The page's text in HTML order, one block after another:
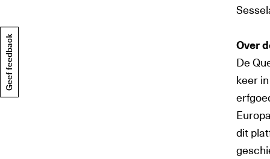
Over
De
keer
dit
Geef feedback